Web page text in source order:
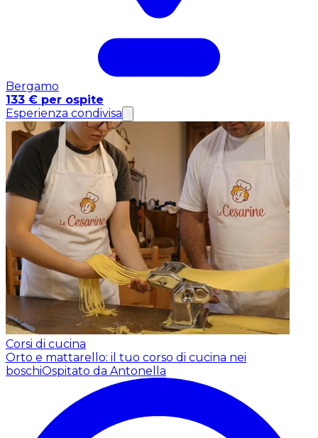
Bergamo
133 € per ospite
Esperienza condivisa
Corsi di cucina
Orto e mattarello: il tuo corso di cucina nei
boschiOspitato da Antonella